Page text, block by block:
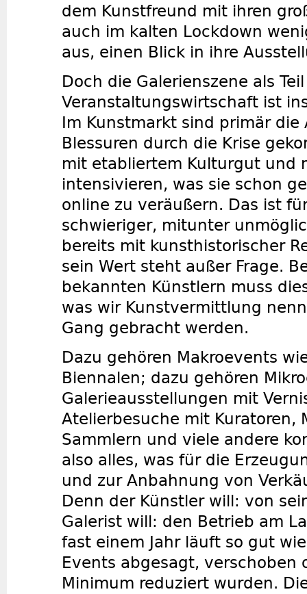
dem Kunstfreund mit ihren
auch im kalten Lockdown
aus, einen Blick in ihre
Doch die Galerienszene als
Veranstaltungswirtschaft ist
Im Kunstmarkt sind primär die
Blessuren durch die Krise
mit etabliertem Kulturgut und
intensivieren, was sie schon
online zu veräußern. Das ist
schwieriger, mitunter
bereits mit kunsthistorischer
sein Wert steht außer Frage.
bekannten Künstlern muss
was wir Kunstvermittlung
Gang gebracht werden.
Dazu gehören Makroevents
Biennalen; dazu gehören
Galerieausstellungen mit
Atelierbesuche mit Kuratoren,
Sammlern und viele andere
also alles, was für die
und zur Anbahnung von
Denn der Künstler will: von
Galerist will: den Betrieb am
fast einem Jahr läuft so gut
Events abgesagt, verschoben
Minimum reduziert wurden.